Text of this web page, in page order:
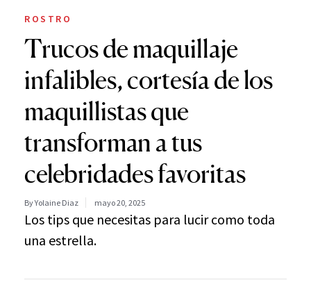
ROSTRO
Trucos de maquillaje
infalibles, cortesía de los
maquillistas que
transforman a tus
celebridades favoritas
By Yolaine Diaz mayo 20, 2025
Los tips que necesitas para lucir como toda
una estrella.